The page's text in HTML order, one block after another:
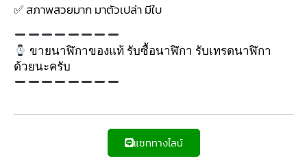
✅ สภาพสวยมาก มาตัวเปล่า มีใบ
ขายนาฬิกาของแท้ รับซื้อนาฬิกา รับเทรดนาฬิกา
ด้วยนะครับ
แชททางไลน์